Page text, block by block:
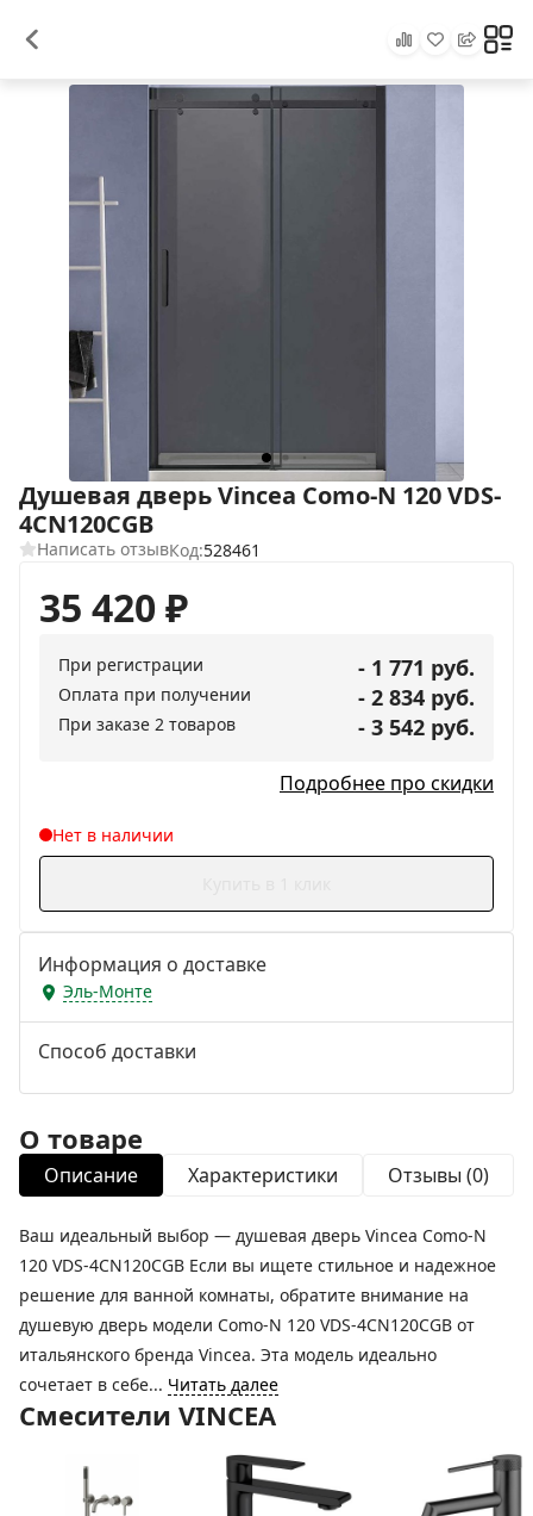
Душевая дверь Vincea Como-N 120 VDS-
4CN120CGB
Написать отзывКод:528461
35 420₽
При регистрации - 1 771 руб.
Оплата при получении - 2 834 руб.
При заказе 2 товаров - 3 542 руб.
Подробнее про скидки
Нет в наличии
Информация о доставке
Эль-Монте
Способ доставки
О товаре
Описание Характеристики Отзывы (0)
Ваш идеальный выбор — душевая дверь Vincea Como-N
120 VDS-4CN120CGB Если вы ищете стильное и надежное
решение для ванной комнаты, обратите внимание на
душевую дверь модели Como-N 120 VDS-4CN120CGB от
итальянского бренда Vincea. Эта модель идеально
сочетает в себе... Читать далее
Смесители VINCEA